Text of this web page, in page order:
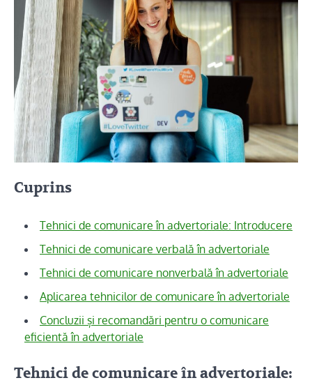
Cuprins
Tehnici de comunicare în advertoriale: Introducere
Tehnici de comunicare verbală în advertoriale
Tehnici de comunicare nonverbală în advertoriale
Aplicarea tehnicilor de comunicare în advertoriale
Concluzii și recomandări pentru o comunicare
eficientă în advertoriale
Tehnici de comunicare în advertoriale: